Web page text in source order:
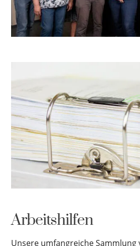
Arbeitshilfen
Unsere umfangreiche